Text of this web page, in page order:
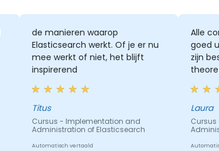
de manieren waarop
Elasticsearch werkt. Of je er nu
mee werkt of niet, het blijft
inspirerend
Titus
Cursus - Implementation and
Administration of Elasticsearch
Automatisch vertaald
Alle
goed
zijn
aan
we in
Laura